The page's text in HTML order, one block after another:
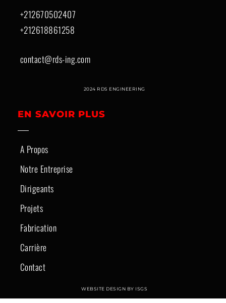
+212670502407
+212618861258
contact@rds-ing.com
2024 RDS ENGINEERING
EN SAVOIR PLUS
A Propos
Notre Entreprise
Dirigeants
Projets
Fabrication
Carrière
Contact
WEBSITE DESIGN BY ISGS